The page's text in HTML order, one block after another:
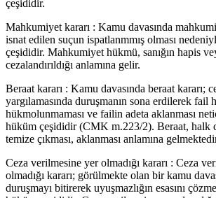
çeşididir.
Mahkumiyet kararı : Kamu davasında
isnat edilen suçun ispatlanmmış olması
çeşididir. Mahkumiyet hükmü, sanığın hapis
cezalandırıldığı anlamına gelir.
Beraat kararı : Kamu davasında beraat kararı;
yargılamasında duruşmanın sona erdilerek fail
hükmolunmaması ve failin adeta aklanması
hüküm çeşididir (CMK m.223/2). Beraat, halk
temize çıkması, aklanması anlamına
Ceza verilmesine yer olmadığı kararı : Ceza
olmadığı kararı; görülmekte olan bir kamu
duruşmayı bitirerek uyuşmazlığın esasını